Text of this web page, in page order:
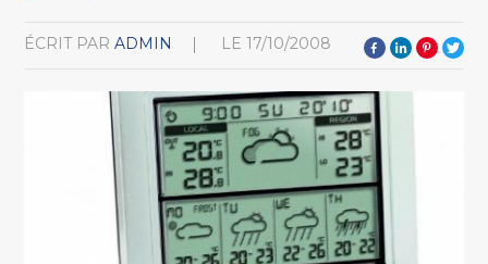
ÉCRIT PAR ADMIN LE 17/10/2008